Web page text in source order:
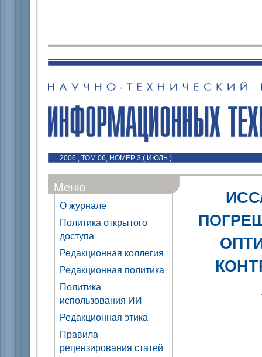
2006 , ТОМ 06, НОМЕР 3 ( ИЮЛЬ )
Меню
О журнале
Политика открытого
доступа
Редакционная коллегия
Редакционная политика
Политика
использования ИИ
Редакционная этика
Правила
рецензирования статей